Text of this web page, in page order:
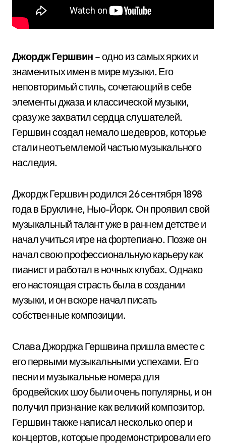
Джордж Гершвин – одно из самых ярких и
знаменитых имен в мире музыки. Его
неповторимый стиль, сочетающий в себе
элементы джаза и классической музыки,
сразу же захватил сердца слушателей.
Гершвин создал немало шедевров, которые
стали неотъемлемой частью музыкального
наследия.
Джордж Гершвин родился 26 сентября 1898
года в Бруклине, Нью-Йорк. Он проявил свой
музыкальный талант уже в раннем детстве и
начал учиться игре на фортепиано. Позже он
начал свою профессиональную карьеру как
пианист и работал в ночных клубах. Однако
его настоящая страсть была в создании
музыки, и он вскоре начал писать
собственные композиции.
Слава Джорджа Гершвина пришла вместе с
его первыми музыкальными успехами. Его
песни и музыкальные номера для
бродвейских шоу были очень популярны, и он
получил признание как великий композитор.
Гершвин также написал несколько опер и
концертов, которые продемонстрировали его